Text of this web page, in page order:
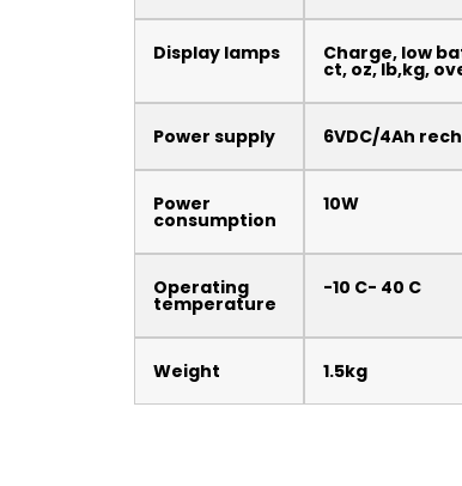
Display lamps Charge, low
ct, oz, lb,kg,
Power supply 6VDC/4Ah
Power
consumption
10W
Operating
temperature
-10 C- 40 C
Weight 1.5kg